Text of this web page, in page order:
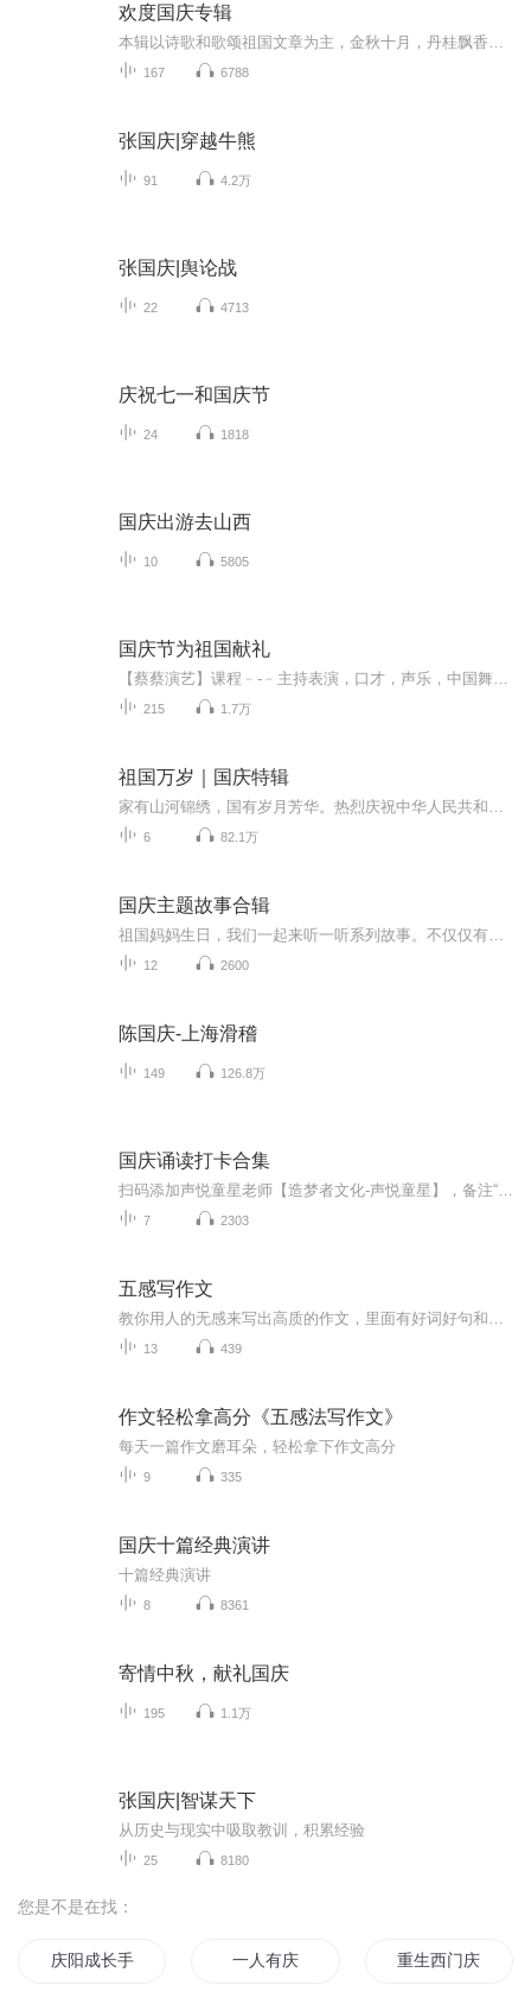
欢度国庆专辑
167 6788
张国庆|穿越牛熊
91 4.2万
张国庆|舆论战
22 4713
庆祝七一和国庆节
24 1818
国庆出游去山西
10 5805
国庆节为祖国献礼
215 1.7万
祖国万岁｜国庆特辑
6 82.1万
国庆主题故事合辑
12 2600
陈国庆-上海滑稽
149 126.8万
国庆诵读打卡合集
7 2303
五感写作文
13 439
作文轻松拿高分《五感法写作文》
每天一篇作文磨耳朵，轻松拿下作文高分
9 335
国庆十篇经典演讲
十篇经典演讲
8 8361
寄情中秋，献礼国庆
195 1.1万
张国庆|智谋天下
从历史与现实中吸取教训，积累经验
25 8180
您是不是在找：
庆阳成长手札 一人有庆 重生西门庆